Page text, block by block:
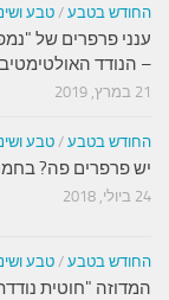
בטבע/טבע
פרפרים של
הנודד האולטימטיבי
בטבע/טבע
פרפרים פה?
בטבע/טבע
"חוטית נודדת"